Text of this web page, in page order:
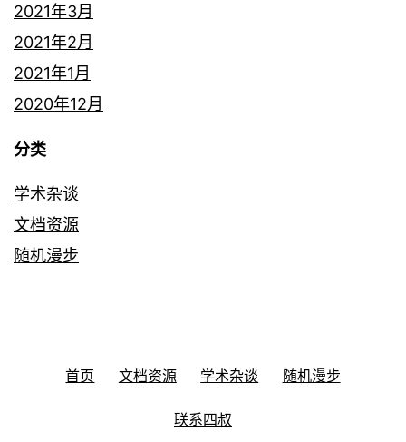
2021年3月
2021年2月
2021年1月
2020年12月
分类
学术杂谈
文档资源
随机漫步
首页 文档资源 学术杂谈 随机漫步
联系四叔